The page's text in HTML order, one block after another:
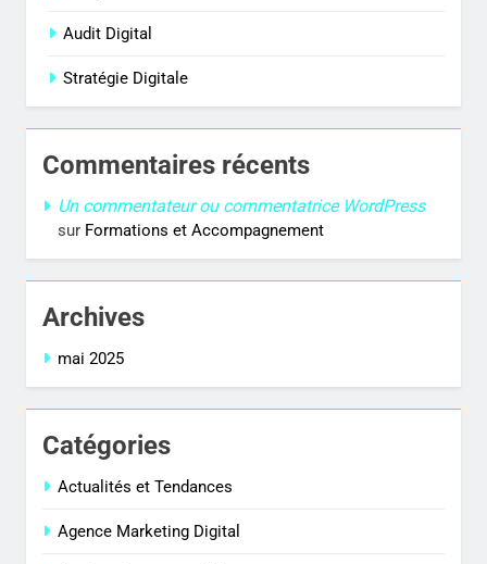
Audit Digital
Stratégie Digitale
Commentaires récents
Un commentateur ou commentatrice WordPress
sur Formations et Accompagnement
Archives
mai 2025
Catégories
Actualités et Tendances
Agence Marketing Digital